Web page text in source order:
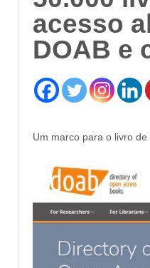
acesso
DOAB e
Um marco para o livro